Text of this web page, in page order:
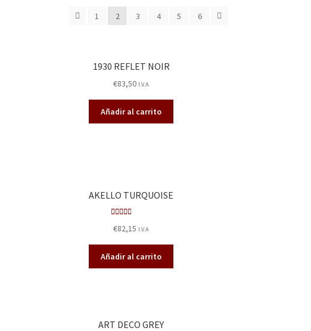
1 2 3 4 5 6
1930 REFLET NOIR
€83,50 I.V.A
Añadir al carrito
AKELLO TURQUOISE
do en
2.47
de 5
€82,15 I.V.A
Añadir al carrito
ART DECO GREY